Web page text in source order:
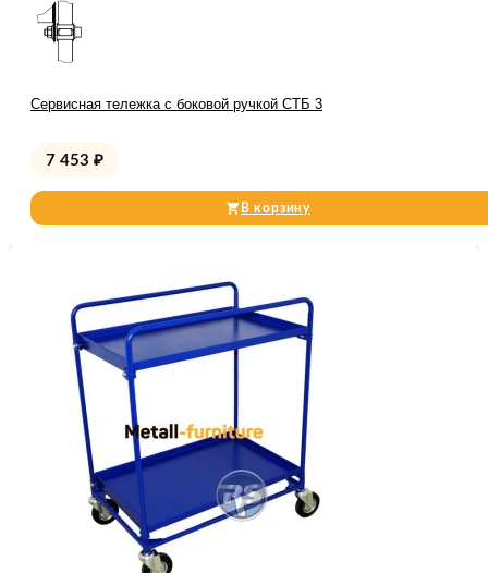
Сервисная тележка с боковой ручкой СТБ 3
7 453 ₽
В корзину